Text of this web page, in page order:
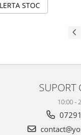
STOC
SUPORT
10:00 -